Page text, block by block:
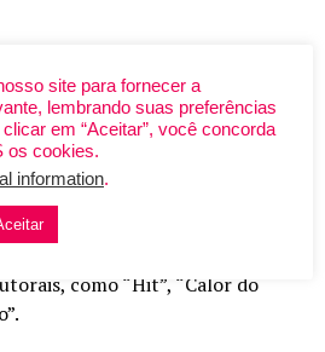
em 2016. A artista
da imprensa especializada e
Seu álbum de estreia,
“
Mahmundi
rock e R&B, e consta nas
dos principais sites de
como “Hit”, “Calor do
site para fornecer a
lembrando suas preferências
em “Aceitar”, você concorda
os cookies.
information.